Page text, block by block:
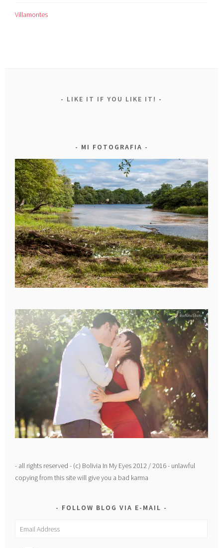
Villamontes
LIKE IT IF YOU LIKE IT!
MI FOTOGRAFIA
- all rights reserved - (c) Bolivia In My Eyes 2012 / 2016 - unlawful
copying from this site will give you a bad karma
FOLLOW BLOG VIA E-MAIL
Email